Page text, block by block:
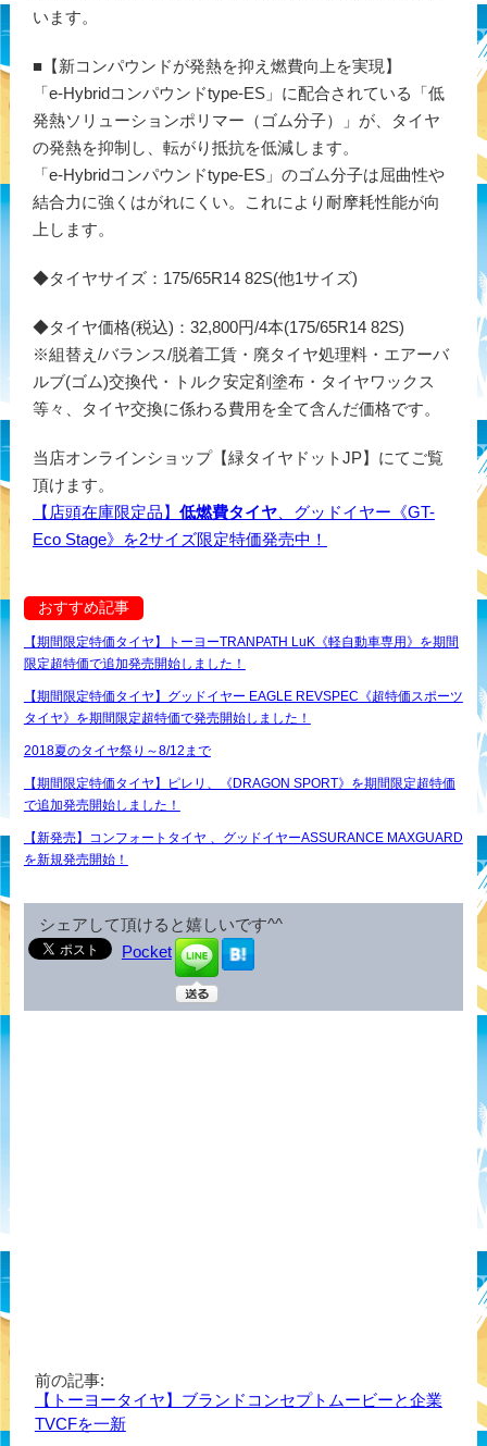
います。
■【新コンパウンドが発熱を抑え燃費向上を実現】
「e-Hybridコンパウンドtype-ES」に配合されている「低
発熱ソリューションポリマー（ゴム分子）」が、タイヤ
の発熱を抑制し、転がり抵抗を低減します。
「e-Hybridコンパウンドtype-ES」のゴム分子は屈曲性や
結合力に強くはがれにくい。これにより耐摩耗性能が向
上します。
◆タイヤサイズ：175/65R14 82S(他1サイズ)
◆タイヤ価格(税込)：32,800円/4本(175/65R14 82S)
※組替え/バランス/脱着工賃・廃タイヤ処理料・エアーバ
ルブ(ゴム)交換代・トルク安定剤塗布・タイヤワックス
等々、タイヤ交換に係わる費用を全て含んだ価格です。
当店オンラインショップ【緑タイヤドットJP】にてご覧
頂けます。
【店頭在庫限定品】 低燃費タイヤ、グッドイヤー《GT-
Eco Stage》を2サイズ限定特価発売中！
おすすめ記事
【期間限定特価タイヤ】トーヨーTRANPATH LuK《軽自動車専用》を期間
限定超特価で追加発売開始しました！
【期間限定特価タイヤ】グッドイヤー EAGLE REVSPEC《超特価スポーツ
タイヤ》を期間限定超特価で発売開始しました！
2018夏のタイヤ祭り～8/12まで
【期間限定特価タイヤ】ピレリ、《DRAGON SPORT》を期間限定超特価
で追加発売開始しました！
【新発売】コンフォートタイヤ 、グッドイヤーASSURANCE MAXGUARD
を新規発売開始！
シェアして頂けると嬉しいです^^
Pocket
前の記事:
【トーヨータイヤ】ブランドコンセプトムービーと企業
TVCFを一新